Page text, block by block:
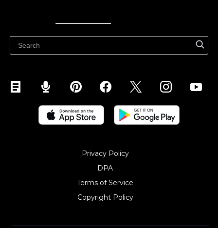
Privacy Policy
DPA
Terms of Service
Copyright Policy‎